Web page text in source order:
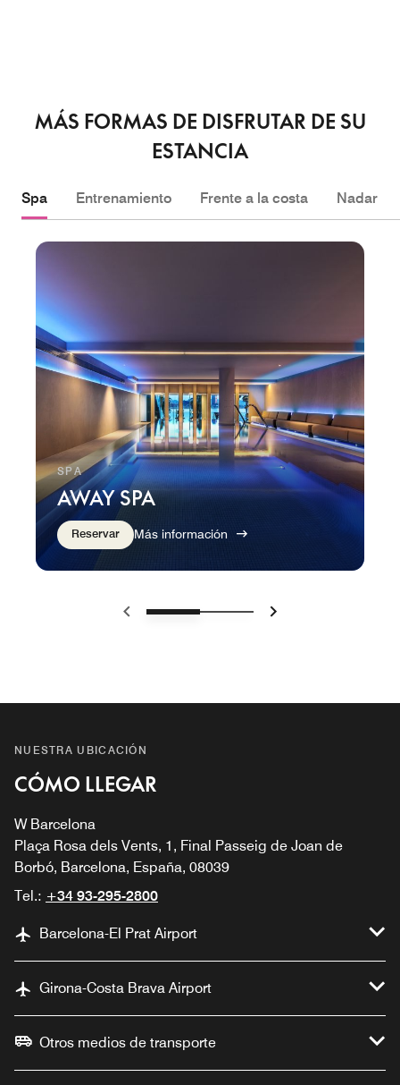
MÁS FORMAS DE DISFRUTAR DE SU
ESTANCIA
Spa Entrenamiento Frente a la costa Nadar
SPA
AWAY SPA
Reservar Más información
Anterior Siguiente
NUESTRA UBICACIÓN
CÓMO LLEGAR
W Barcelona
Plaça Rosa dels Vents, 1, Final Passeig de Joan de
Borbó, Barcelona, España, 08039
Tel.: +34 93-295-2800
Barcelona-El Prat Airport
Girona-Costa Brava Airport
Otros medios de transporte